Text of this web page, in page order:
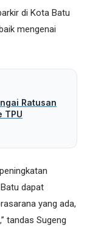
di Kota Batu
mengenai
Ratusan
TPU
dapat
yang ada,
tandas Sugeng